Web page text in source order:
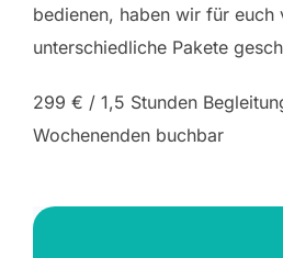
bedienen, haben wir für euch
unterschiedliche Pakete
299 € / 1,5 Stunden
Wochenenden buchbar